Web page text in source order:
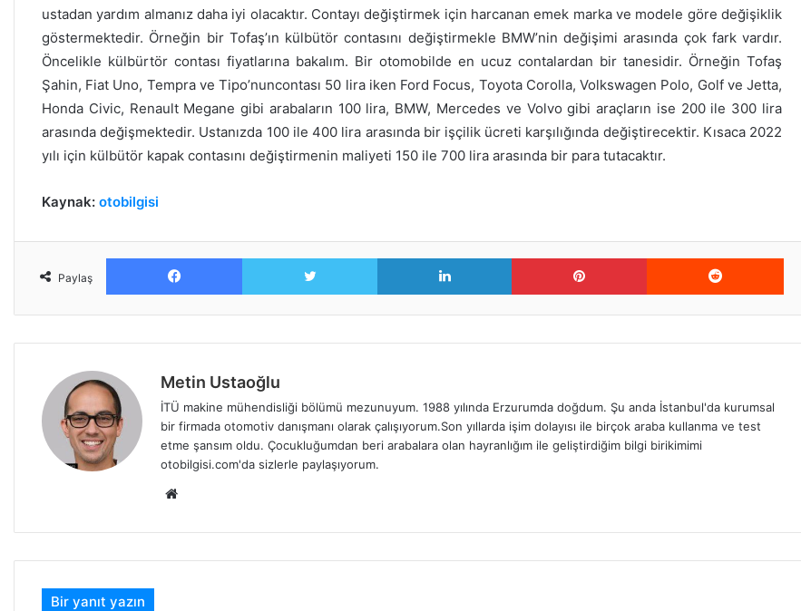
ustadan yardım almanız daha iyi olacaktır. Contayı değiştirmek için harcanan emek marka ve modele göre değişiklik
göstermektedir. Örneğin bir Tofaş’ın külbütör contasını değiştirmekle BMW’nin değişimi arasında çok fark vardır.
Öncelikle külbürtör contası fiyatlarına bakalım. Bir otomobilde en ucuz contalardan bir tanesidir. Örneğin Tofaş
Şahin, Fiat Uno, Tempra ve Tipo’nuncontası 50 lira iken Ford Focus, Toyota Corolla, Volkswagen Polo, Golf ve Jetta,
Honda Civic, Renault Megane gibi arabaların 100 lira, BMW, Mercedes ve Volvo gibi araçların ise 200 ile 300 lira
arasında değişmektedir. Ustanızda 100 ile 400 lira arasında bir işçilik ücreti karşılığında değiştirecektir. Kısaca 2022
yılı için külbütör kapak contasını değiştirmenin maliyeti 150 ile 700 lira arasında bir para tutacaktır.
Kaynak: otobilgisi
Paylaş
Facebook Twitter LinkedIn Pinterest
Metin Ustaoğlu
İTÜ makine mühendisliği bölümü mezunuyum. 1988 yılında Erzurumda doğdum. Şu anda İstanbul'da kurumsal
bir firmada otomotiv danışmanı olarak çalışıyorum.Son yıllarda işim dolayısı ile birçok araba kullanma ve test
etme şansım oldu. Çocukluğumdan beri arabalara olan hayranlığım ile geliştirdiğim bilgi birikimimi
otobilgisi.com'da sizlerle paylaşıyorum.
Web
Bir yanıt yazın